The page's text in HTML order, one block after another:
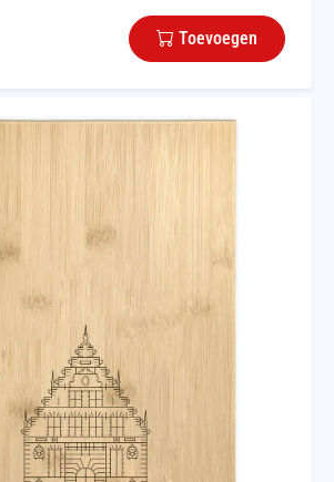
Toevoegen